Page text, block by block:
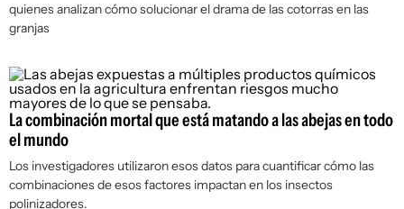
quienes analizan cómo solucionar el drama de las cotorras en las
granjas
La combinación mortal que está matando a las abejas en todo
el mundo
Los investigadores utilizaron esos datos para cuantificar cómo las
combinaciones de esos factores impactan en los insectos
polinizadores.